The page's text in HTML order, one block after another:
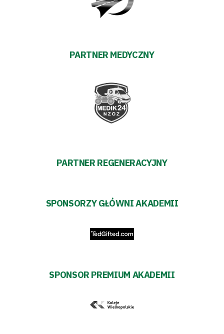
PARTNER MEDYCZNY
PARTNER REGENERACYJNY
SPONSORZY GŁÓWNI AKADEMII
SPONSOR PREMIUM AKADEMII